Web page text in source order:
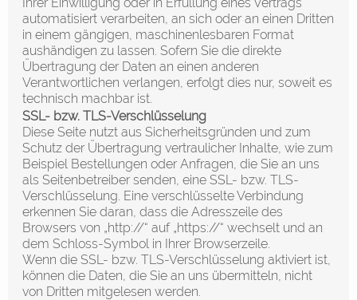
automatisiert verarbeiten, an sich oder an einen Dritten
in einem gängigen, maschinenlesbaren Format
aushändigen zu lassen. Sofern Sie die direkte
Übertragung der Daten an einen anderen
Verantwortlichen verlangen, erfolgt dies nur, soweit es
technisch machbar ist.
SSL- bzw. TLS-Verschlüsselung
Diese Seite nutzt aus Sicherheitsgründen und zum
Schutz der Übertragung vertraulicher Inhalte, wie zum
Beispiel Bestellungen oder Anfragen, die Sie an uns
als Seitenbetreiber senden, eine SSL- bzw. TLS-
Verschlüsselung. Eine verschlüsselte Verbindung
erkennen Sie daran, dass die Adresszeile des
Browsers von „http://“ auf „https://“ wechselt und an
dem Schloss-Symbol in Ihrer Browserzeile.
Wenn die SSL- bzw. TLS-Verschlüsselung aktiviert ist,
können die Daten, die Sie an uns übermitteln, nicht
von Dritten mitgelesen werden.